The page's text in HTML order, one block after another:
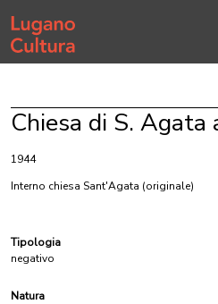
Home page
Chiesa di S. Agata
1944
Interno chiesa Sant'Agata (originale)
Tipologia
negativo
Natura